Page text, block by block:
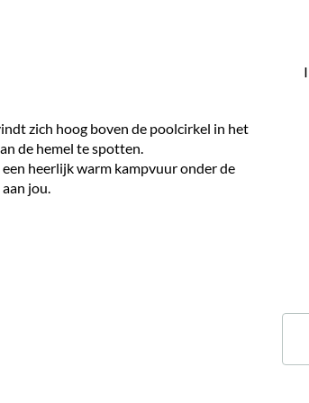
zich hoog boven de poolcirkel in het
de hemel te spotten.
heerlijk warm kampvuur onder de
jou.